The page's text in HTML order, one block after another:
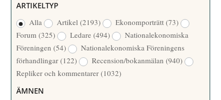
/
Å
R
R
F
A
T
T
A
R
ARTIKELTYP
Alla
Artikel(2193) Ekonomporträtt(73)
Forum(325) Ledare(494)
Nationalekonomiska
Föreningen(54)
Nationalekonomiska Föreningens
förhandlingar(122) Recension/bokanmälan(940)
Repliker och kommentarer(1032)
ÄMNEN